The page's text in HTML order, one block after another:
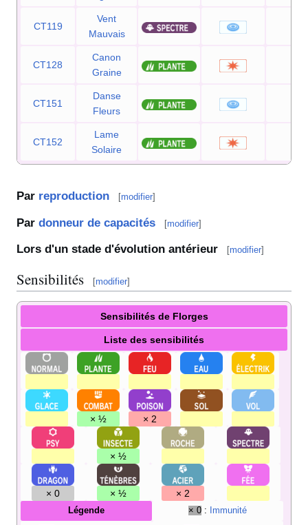
CT119
Vent
Mauvais
CT128
Canon
Graine
CT151
Danse
Fleurs
CT152
Lame
Solaire
Par reproduction [modifier]
Par donneur de capacités [modifier]
Lors d'un stade d'évolution antérieur [modifier]
Sensibilités [modifier]
Sensibilités de Florges
Liste des sensibilités
× ½ × 2
× ½
× 0 × ½ × 2
Légende × 0 : Immunité